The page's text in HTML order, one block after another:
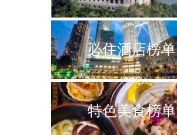
必住酒店榜单
特色美食榜单